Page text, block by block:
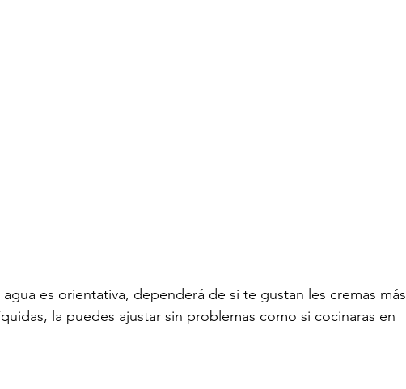
es orientativa, dependerá de si te gustan les cremas más
la puedes ajustar sin problemas como si cocinaras en